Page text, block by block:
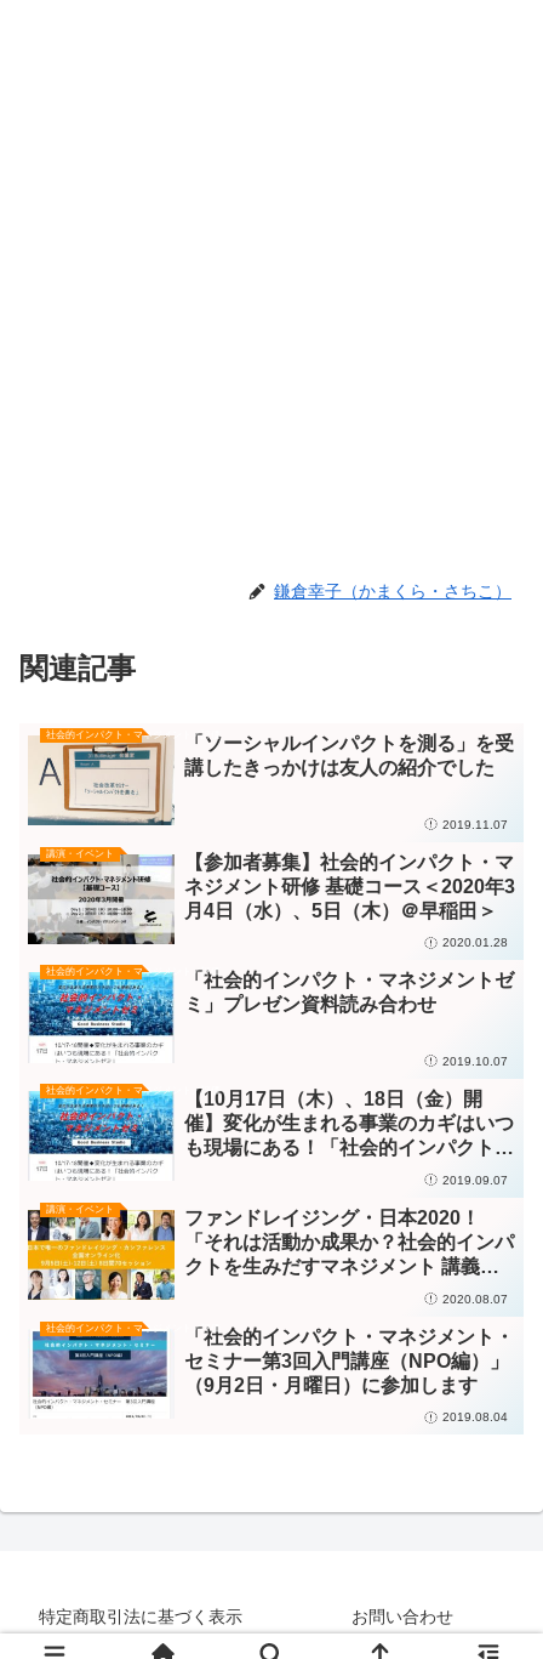
鎌倉幸子（かまくら・さちこ）
関連記事
社会的インパクト・マネジメント／評価「ソーシャルインパクトを測る」を受
講したきっかけは友人の紹介でした
2019.11.07
講演・イベント
【参加者募集】社会的インパクト・マ
ネジメント研修 基礎コース＜2020年3
月4日（水）、5日（木）＠早稲田＞
2020.01.28
社会的インパクト・マネジメント／評価「社会的インパクト・マネジメントゼ
ミ」プレゼン資料読み合わせ
2019.10.07
社会的インパクト・マネジメント／評価【10月17日（木）、18日（金）開
催】変化が生まれる事業のカギはいつ
も現場にある！「社会的インパクト・
2019.09.07
講演・イベント
ファンドレイジング・日本2020！
「それは活動か成果か？社会的インパ
クトを生みだすマネジメント 講義
2020.08.07
社会的インパクト・マネジメント／評価「社会的インパクト・マネジメント・
セミナー第3回入門講座（NPO編）」
（9月2日・月曜日）に参加します
2019.08.04
特定商取引法に基づく表示 お問い合わせ